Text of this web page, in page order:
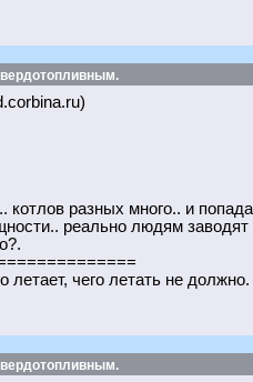
котлов разных много.. и
реально людям заводят
летает, чего летать не